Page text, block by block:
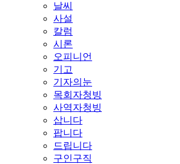
날씨
사설
칼럼
시론
오피니언
기고
기자의눈
목회자청빙
사역자청빙
삽니다
팝니다
드립니다
구인구직